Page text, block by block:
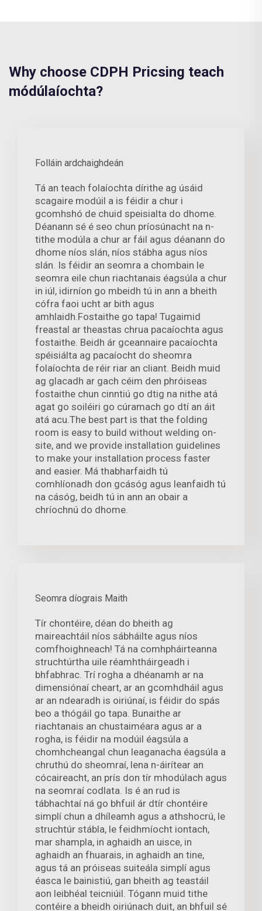
Why choose CDPH Pricsing teach
módúlaíochta?
Folláin ardchaighdeán
Tá an teach folaíochta dírithe ag úsáid
scagaire modúil a is féidir a chur i
gcomhshó de chuid speisialta do dhome.
Déanann sé é seo chun príosúnacht na n-
tithe modúla a chur ar fáil agus déanann do
dhome níos slán, níos stábha agus níos
slán. Is féidir an seomra a chombain le
seomra eile chun riachtanais éagsúla a chur
in iúl, idirníon go mbeidh tú in ann a bheith
cófra faoi ucht ar bith agus
amhlaidh.Fostaithe go tapa! Tugaimid
freastal ar theastas chrua pacaíochta agus
fostaithe. Beidh ár gceannaire pacaíochta
spéisiálta ag pacaíocht do sheomra
folaíochta de réir riar an cliant. Beidh muid
ag glacadh ar gach céim den phróiseas
fostaithe chun cinntiú go dtig na nithe atá
agat go soiléiri go cúramach go dtí an áit
atá acu.The best part is that the folding
room is easy to build without welding on-
site, and we provide installation guidelines
to make your installation process faster
and easier. Má thabharfaidh tú
comhlíonadh don gcásóg agus leanfaidh tú
na cásóg, beidh tú in ann an obair a
chríochnú do dhome.
Seomra díograis Maith
Tír chontéire, déan do bheith ag
maireachtáil níos sábháilte agus níos
comfhoighneach! Tá na comhpháirteanna
struchtúrtha uile réamhtháirgeadh i
bhfabhrac. Trí rogha a dhéanamh ar na
dimensiónaí cheart, ar an gcomhdháil agus
ar an ndearadh is oiriúnaí, is féidir do spás
beo a thógáil go tapa. Bunaithe ar
riachtanais an chustaiméara agus ar a
rogha, is féidir na modúil éagsúla a
chomhcheangal chun leaganacha éagsúla a
chruthú do sheomraí, lena n-áirítear an
cócaireacht, an prís don tír mhodúlach agus
na seomraí codlata. Is é an rud is
tábhachtaí ná go bhfuil ár dtír chontéire
simplí chun a dhíleamh agus a athshocrú, le
struchtúr stábla, le feidhmíocht iontach,
mar shampla, in aghaidh an uisce, in
aghaidh an fhuarais, in aghaidh an tine,
agus tá an próiseas suiteála simplí agus
éasca le bainistiú, gan bheith ag teastáil
aon leibhéal teicniúil. Tógann muid tithe
contéire a bheidh oiriúnach duit, an bhfuil sé